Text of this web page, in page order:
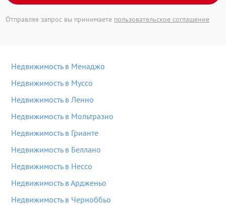
Отправляя запрос вы принимаете пользовательское соглашение
Недвижимость в Менаджо
Недвижимость в Муссо
Недвижимость в Ленно
Недвижимость в Мольтразио
Недвижимость в Грианте
Недвижимость в Беллано
Недвижимость в Нессо
Недвижимость в Ардженьо
Недвижимость в Черноббьо